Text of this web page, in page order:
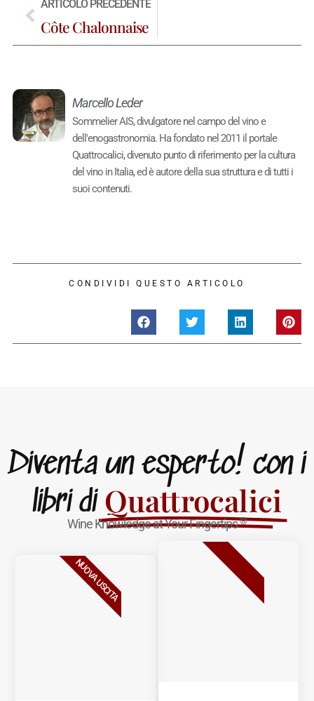
ARTICOLO PRECEDENTE
Côte Chalonnaise
Marcello Leder
Sommelier AIS, divulgatore nel campo del vino e
dell'enogastronomia. Ha fondato nel 2011 il portale
Quattrocalici, divenuto punto di riferimento per la cultura
del vino in Italia, ed è autore della sua struttura e di tutti i
suoi contenuti.
CONDIVIDI QUESTO ARTICOLO
Diventa un esperto! con i
libri di Quattrocalici
Wine Knowledge at Your Fingertips®
NUOVA USCITA BESTSELLER